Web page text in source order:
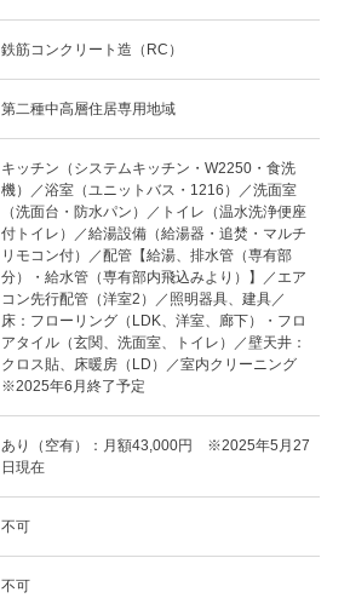
鉄筋コンクリート造（RC）
第二種中高層住居専用地域
キッチン（システムキッチン・W2250・食洗
機）／浴室（ユニットバス・1216）／洗面室
（洗面台・防水パン）／トイレ（温水洗浄便座
付トイレ）／給湯設備（給湯器・追焚・マルチ
リモコン付）／配管【給湯、排水管（専有部
分）・給水管（専有部内飛込みより）】／エア
コン先行配管（洋室2）／照明器具、建具／
床：フローリング（LDK、洋室、廊下）・フロ
アタイル（玄関、洗面室、トイレ）／壁天井：
クロス貼、床暖房（LD）／室内クリーニング
※2025年6月終了予定
あり（空有）：月額43,000円 ※2025年5月27
日現在
不可
不可